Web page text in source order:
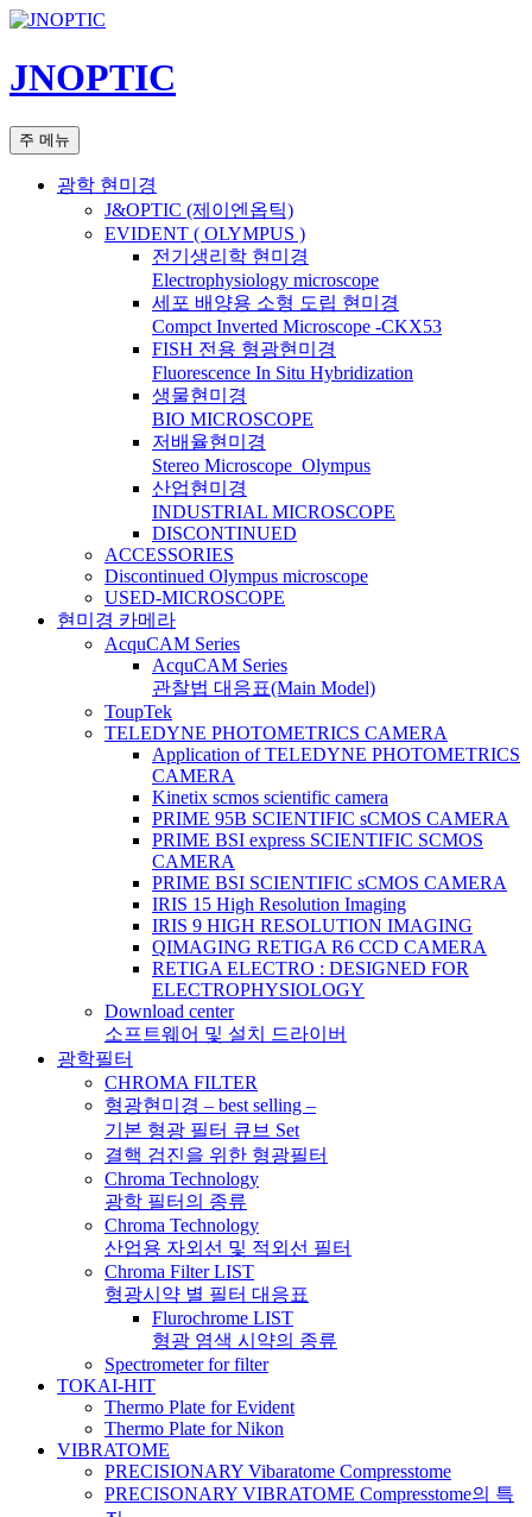
컨
츠
로
너
JNOPTIC
검
색
주 메뉴
광학 현미경
J&OPTIC (제이엔옵틱)
EVIDENT ( OLYMPUS )
전기생리학 현미경
Electrophysiology microscope
세포 배양용 소형 도립 현미경
Compct Inverted Microscope -CKX53
FISH 전용 형광현미경
Fluorescence In Situ Hybridization
생물현미경
BIO MICROSCOPE
저배율현미경
Stereo Microscope_Olympus
산업현미경
INDUSTRIAL MICROSCOPE
DISCONTINUED
ACCESSORIES
Discontinued Olympus microscope
USED-MICROSCOPE
현미경 카메라
AcquCAM Series
AcquCAM Series
관찰법 대응표(Main Model)
ToupTek
TELEDYNE PHOTOMETRICS CAMERA
Application of TELEDYNE PHOTOMETRICS
CAMERA
Kinetix scmos scientific camera
PRIME 95B SCIENTIFIC sCMOS CAMERA
PRIME BSI express SCIENTIFIC SCMOS
CAMERA
PRIME BSI SCIENTIFIC sCMOS CAMERA
IRIS 15 High Resolution Imaging
IRIS 9 HIGH RESOLUTION IMAGING
QIMAGING RETIGA R6 CCD CAMERA
RETIGA ELECTRO : DESIGNED FOR
ELECTROPHYSIOLOGY
Download center
소프트웨어 및 설치 드라이버
광학필터
CHROMA FILTER
형광현미경 – best selling –
기본 형광 필터 큐브 Set
결핵 검진을 위한 형광필터
Chroma Technology
광학 필터의 종류
Chroma Technology
산업용 자외선 및 적외선 필터
Chroma Filter LIST
형광시약 별 필터 대응표
Flurochrome LIST
형광 염색 시약의 종류
Spectrometer for filter
TOKAI-HIT
Thermo Plate for Evident
Thermo Plate for Nikon
VIBRATOME
PRECISIONARY Vibaratome Compresstome
PRECISONARY VIBRATOME Compresstome의 특